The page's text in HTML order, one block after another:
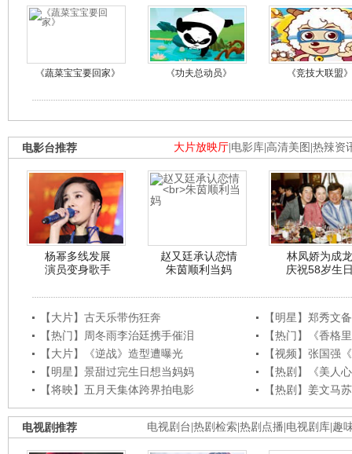
《蔬菜宝宝要回家》 《功夫总动员》 《竞技大联盟》
大片放映厅 电影库 高清美图 热辣资
电影台推荐
杨幂多线发展
演员变身歌手
赵又廷承认恋情
朱茵顺利当妈
林凤娇为成龙
庆祝58岁生
【大片】古天乐带伤狂奔
【明星】郑秀文
【热门】周冬雨李治廷携手催泪
【热门】《香格
【大片】《逆战》造型遭曝光
【视频】张国强
【明星】景甜过完生日想当妈妈
【热剧】《美人
【将映】五月天集体跨界拍电影
【热剧】姜文马
电视剧台 热剧检索 热剧点播 电视剧库 趣
电视剧推荐